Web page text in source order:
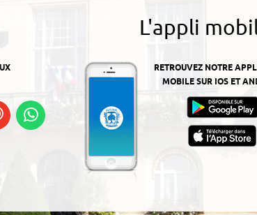
sur
nous
Linkedin
Ecoutez
nos
L'appli
RETROUVEZ NOTRE
MOBILE SUR IOS ET